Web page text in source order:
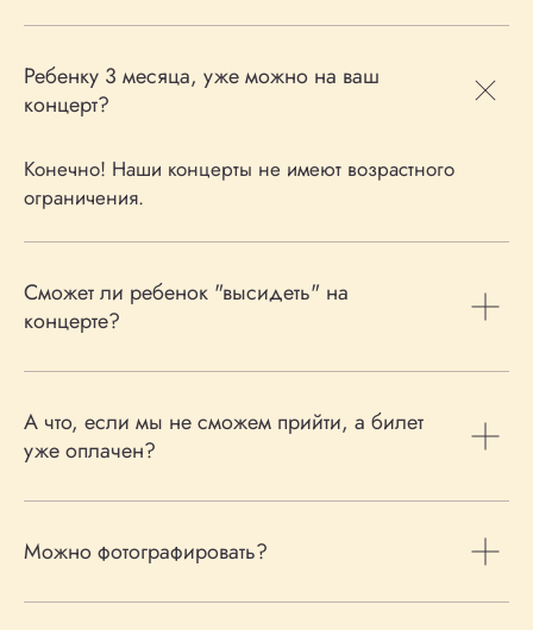
Ребенку 3 месяца, уже можно на ваш
концерт?
Конечно! Наши концерты не имеют возрастного
ограничения.
Сможет ли ребенок "высидеть" на
концерте?
А что, если мы не сможем прийти, а билет
уже оплачен?
Можно фотографировать?